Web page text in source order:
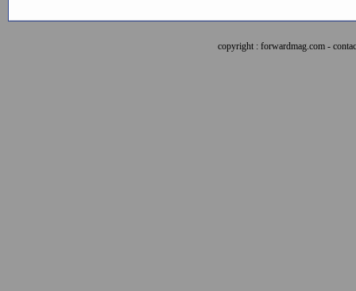
copyright : forwardmag.com -